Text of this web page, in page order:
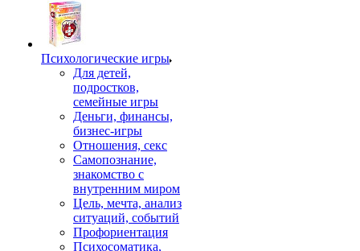
Психологические игры
Для детей,
подростков,
семейные игры
Деньги, финансы,
бизнес-игры
Отношения, секс
Самопознание,
знакомство с
внутренним миром
Цель, мечта, анализ
ситуаций, событий
Профориентация
Психосоматика,